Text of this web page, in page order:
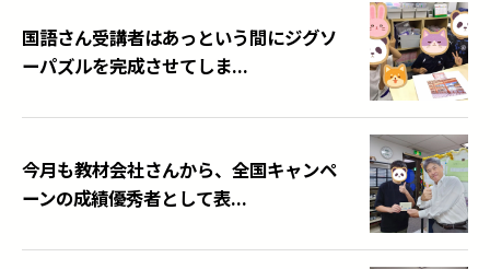
国語さん受講者はあっという間にジグソ
ーパズルを完成させてしま...
今月も教材会社さんから、全国キャンペ
ーンの成績優秀者として表...